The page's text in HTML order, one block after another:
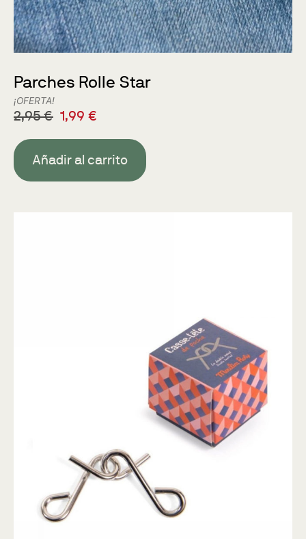
¡OFERTA!
Parches Rolle Star
2,95€ 1,99 €
Añadir al carrito